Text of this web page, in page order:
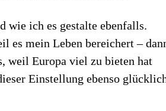
wie ich es gestalte ebenfalls.
es mein Leben bereichert –
weil Europa viel zu bieten hat
Einstellung ebenso